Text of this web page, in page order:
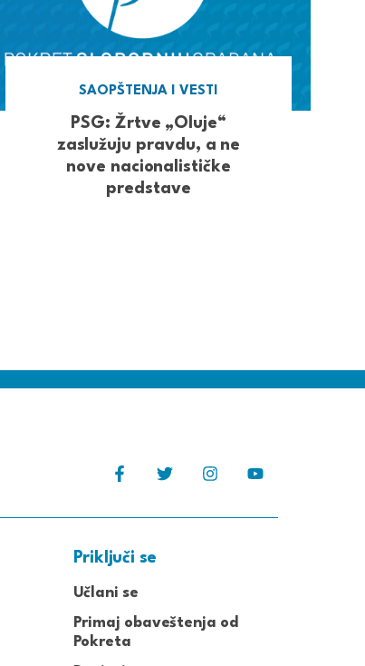
SAOPŠTENJA I VESTI
PSG: Žrtve „Oluje“
zaslužuju pravdu, a ne
nove nacionalističke
predstave
Priključi se
Učlani se
Primaj obaveštenja od
Pokreta